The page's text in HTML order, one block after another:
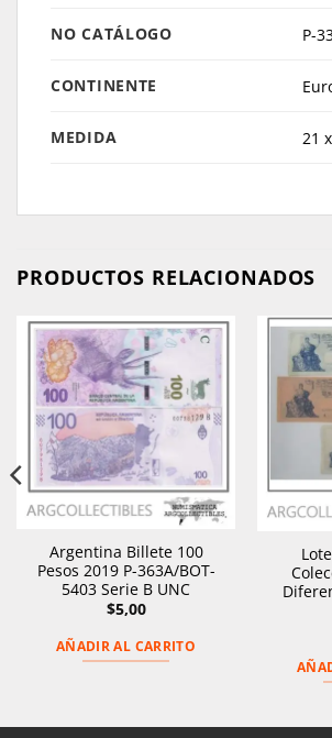
NO CATÁLOGO P-
CONTINENTE
MEDIDA 21
PRODUCTOS RELACIONADOS
Argentina Billete 100
Pesos 2019 P-363A/BOT-
5403 Serie B UNC
$5,00
AÑADIR AL CARRITO